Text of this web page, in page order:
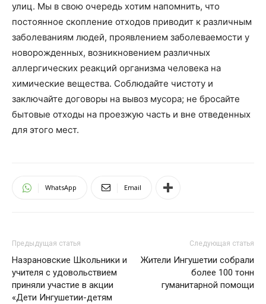
улиц. Мы в свою очередь хотим напомнить, что
постоянное скопление отходов приводит к различным
заболеваниям людей, проявлением заболеваемости у
новорожденных, возникновением различных
аллергических реакций организма человека на
химические вещества. Соблюдайте чистоту и
заключайте договоры на вывоз мусора; не бросайте
бытовые отходы на проезжую часть и вне отведенных
для этого мест.
WhatsApp Email
Предыдущая статья
Назрановские Школьники и
учителя с удовольствием
приняли участие в акции
«Дети Ингушетии-детям
Следующая статья
Жители Ингушетии собрали
более 100 тонн
гуманитарной помощи